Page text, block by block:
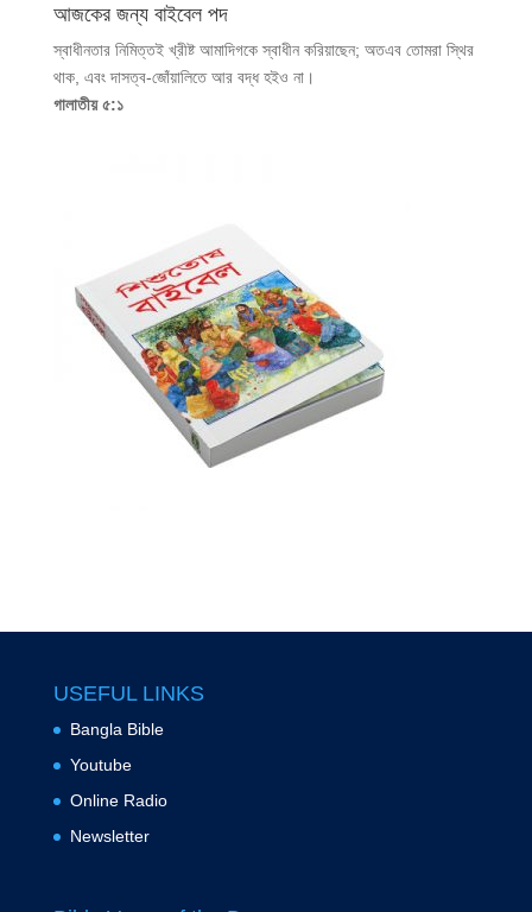
আজকের জন্য বাইবেল পদ
স্বাধীনতার নিমিত্তই খ্রীষ্ট আমাদিগকে স্বাধীন করিয়াছেন; অতএব তোমরা স্থির
থাক, এবং দাসত্ব-জোঁয়ালিতে আর বদ্ধ হইও না।
গালাতীয় ৫:১
USEFUL LINKS
Bangla Bible
Youtube
Online Radio
Newsletter